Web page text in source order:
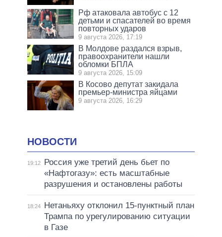
Рф атаковала автобус с 12
детьми и спасателей во время
повторных ударов
9 августа 2026, 17:19
В Молдове раздался взрыв,
правоохранители нашли
обломки БПЛА
9 августа 2026, 15:09
В Косово депутат закидала
премьер-министра яйцами
9 августа 2026, 16:29
НОВОСТИ
19:12
Россия уже третий день бьет по
«Нафтогазу»: есть масштабные
разрушения и остановлены работы
18:24
Нетаньяху отклонил 15-пунктный план
Трампа по урегулированию ситуации
в Газе